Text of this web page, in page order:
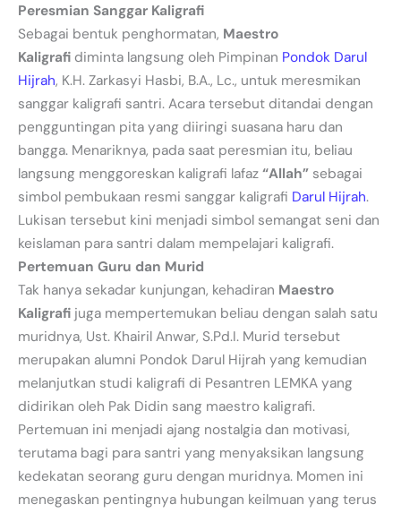
Peresmian Sanggar Kaligrafi
Sebagai bentuk penghormatan, Maestro
Kaligrafi diminta langsung oleh Pimpinan Pondok Darul
Hijrah, K.H. Zarkasyi Hasbi, B.A., Lc., untuk meresmikan
sanggar kaligrafi santri. Acara tersebut ditandai dengan
pengguntingan pita yang diiringi suasana haru dan
bangga. Menariknya, pada saat peresmian itu, beliau
langsung menggoreskan kaligrafi lafaz “Allah” sebagai
simbol pembukaan resmi sanggar kaligrafi Darul Hijrah.
Lukisan tersebut kini menjadi simbol semangat seni dan
keislaman para santri dalam mempelajari kaligrafi.
Pertemuan Guru dan Murid
Tak hanya sekadar kunjungan, kehadiran Maestro
Kaligrafi juga mempertemukan beliau dengan salah satu
muridnya, Ust. Khairil Anwar, S.Pd.I. Murid tersebut
merupakan alumni Pondok Darul Hijrah yang kemudian
melanjutkan studi kaligrafi di Pesantren LEMKA yang
didirikan oleh Pak Didin sang maestro kaligrafi.
Pertemuan ini menjadi ajang nostalgia dan motivasi,
terutama bagi para santri yang menyaksikan langsung
kedekatan seorang guru dengan muridnya. Momen ini
menegaskan pentingnya hubungan keilmuan yang terus